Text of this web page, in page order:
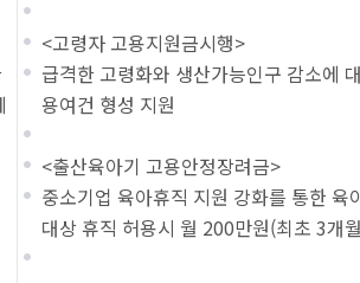
<고령자 고용지원금시행>
급격한 고령화와 생산가능인구 감소에
용여건 형성 지원
<출산육아기 고용안정장려금>
중소기업 육아휴직 지원 강화를 통한
대상 휴직 허용시 월 200만원(최초 3개